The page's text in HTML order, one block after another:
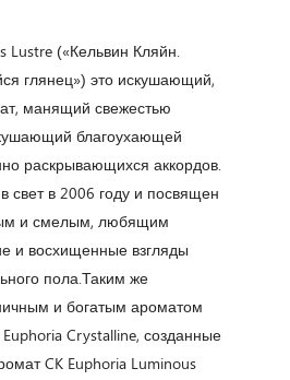
Lustre («Кельвин Кляйн.
глянец») это искушающий,
манящий свежестью
благоухающей
раскрывающихся аккордов.
свет в 2006 году и посвящен
и смелым, любящим
и восхищенные взгляды
пола.Таким же
и богатым ароматом
Crystalline, созданные
CK Euphoria Luminous